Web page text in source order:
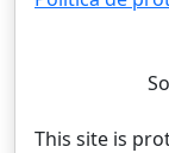
This site is